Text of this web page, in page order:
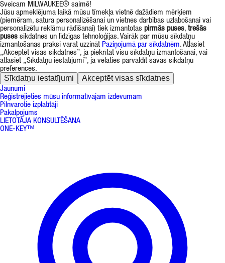
Sveicam MILWAUKEE® saimē!
Jūsu apmeklējuma laikā mūsu tīmekļa vietnē dažādiem mērķiem
(piemēram, satura personalizēšanai un vietnes darbības uzlabošanai vai
personalizētu reklāmu rādīšanai) tiek izmantotas pirmās puses, trešās
puses sīkdatnes un līdzīgas tehnoloģijas. Vairāk par mūsu sīkdatņu
izmantošanas praksi varat uzzināt Paziņojumā par sīkdatnēm. Atlasiet
„Akceptēt visas sīkdatnes”, ja piekrītat visu sīkdatņu izmantošanai, vai
atlasiet „Sīkdatņu iestatījumi”, ja vēlaties pārvaldīt savas sīkdatņu
preferences.
Sīkdatņu iestatījumi Akceptēt visas sīkdatnes
Jaunumi
Reģistrējieties mūsu informatīvajam izdevumam
Pilnvarotie izplatītāji
Pakalpojums
LIETOTĀJA KONSULTĒŠANA
ONE-KEY™